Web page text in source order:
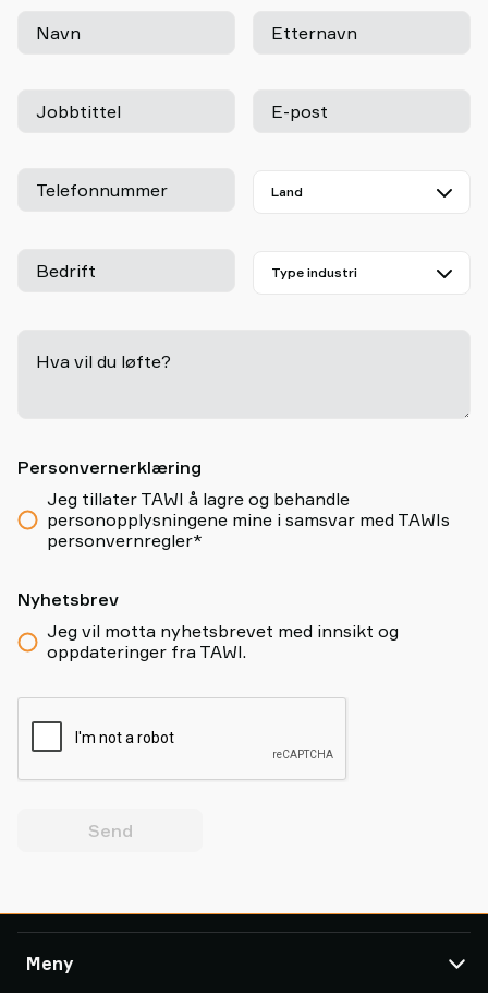
Navn Etternavn
Jobbtittel E-post
Telefonnummer
Bedrift
Hva vil du løfte?
Personvernerklæring
Jeg tillater TAWI å lagre og behandle
personopplysningene mine i samsvar med TAWIs
personvernregler*
Nyhetsbrev
Jeg vil motta nyhetsbrevet med innsikt og
oppdateringer fra TAWI.
Send
Meny